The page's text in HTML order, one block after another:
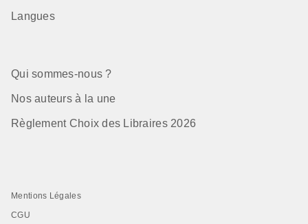
Langues
Qui sommes-nous ?
Nos auteurs à la une
Règlement Choix des Libraires 2026
Mentions Légales
CGU